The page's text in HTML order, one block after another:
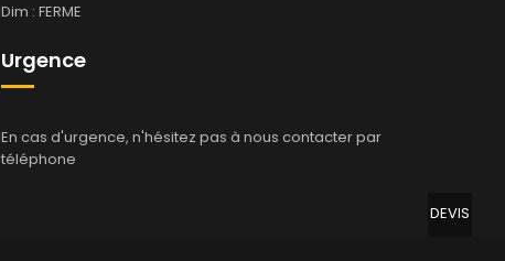
Dim : FERME
Urgence
En cas d'urgence, n'hésitez pas à nous contacter par
téléphone
DEVIS